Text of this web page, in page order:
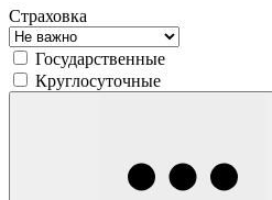
Страховка
Государственные
Круглосуточные